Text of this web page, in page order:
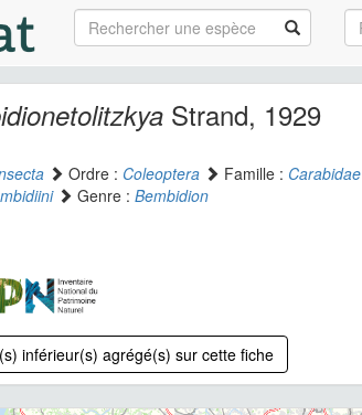
Strand, 1929
Ordre : Coleoptera Famille : Carabidae
Genre : Bembidion
inférieur(s) agrégé(s) sur cette fiche